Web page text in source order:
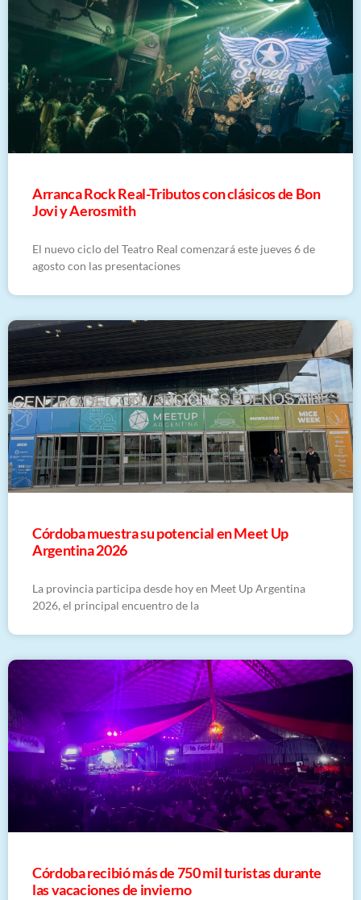
Arranca Rock Real-Tributos con clásicos de Bon
Jovi y Aerosmith
El nuevo ciclo del Teatro Real comenzará este jueves 6 de
agosto con las presentaciones
Córdoba muestra su potencial en Meet Up
Argentina 2026
La provincia participa desde hoy en Meet Up Argentina
2026, el principal encuentro de la
Córdoba recibió más de 750 mil turistas durante
las vacaciones de invierno